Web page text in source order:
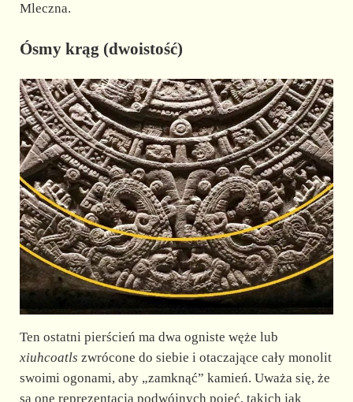
Mleczna.
Ósmy krąg (dwoistość)
Ten ostatni pierścień ma dwa ogniste węże lub
xiuhcoatls zwrócone do siebie i otaczające cały monolit
swoimi ogonami, aby „zamknąć” kamień. Uważa się, że
są one reprezentacją podwójnych pojęć, takich jak